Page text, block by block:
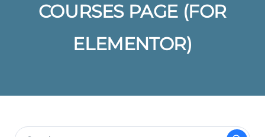
COURSES PAGE (FOR
ELEMENTOR)